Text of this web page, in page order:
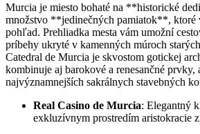
Murcia je miesto bohaté na **historické
množstvo **jedinečných pamiatok**, ktoré
pohľad. Prehliadka mesta ‌vám umožní
príbehy ukryté v⁣ kamenných múroch
Catedral de Murcia je skvostom gotickej
kombinuje aj barokové ​a renesančné prvky,
najvýznamnejších sakrálnych stavebných
Real Casino de Murcia: Elegantný
exkluzívnym prostredím aristokracie